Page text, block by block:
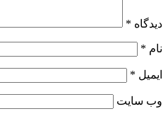
دیدگاه *
نام *
ایمیل *
وب‌ سایت